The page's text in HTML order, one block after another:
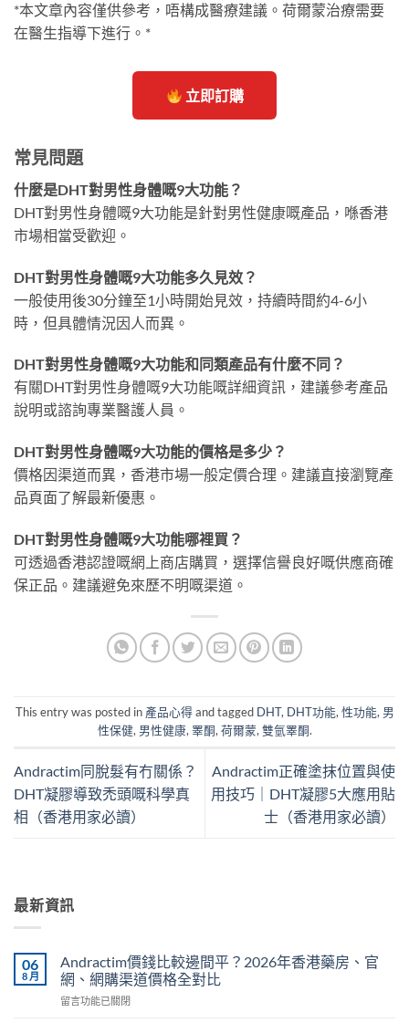
*本文章內容僅供參考，唔構成醫療建議。荷爾蒙治療需要
在醫生指導下進行。*
立即訂購
常見問題
什麼是DHT對男性身體嘅9大功能？
DHT對男性身體嘅9大功能是針對男性健康嘅產品，喺香港
市場相當受歡迎。
DHT對男性身體嘅9大功能多久見效？
一般使用後30分鐘至1小時開始見效，持續時間約4-6小
時，但具體情況因人而異。
DHT對男性身體嘅9大功能和同類產品有什麼不同？
有關DHT對男性身體嘅9大功能嘅詳細資訊，建議參考產品
說明或諮詢專業醫護人員。
DHT對男性身體嘅9大功能的價格是多少？
價格因渠道而異，香港市場一般定價合理。建議直接瀏覽產
品頁面了解最新優惠。
DHT對男性身體嘅9大功能哪裡買？
可透過香港認證嘅網上商店購買，選擇信譽良好嘅供應商確
保正品。建議避免來歷不明嘅渠道。
This entry was posted in 產品心得and tagged DHT, DHT功能,性功能, 男
性保健, 男性健康,睪酮,荷爾蒙,雙氫睪酮.
Andractim同脫髮有冇關係？
DHT凝膠導致禿頭嘅科學真
相（香港用家必讀）
Andractim正確塗抹位置與使
用技巧｜DHT凝膠5大應用貼
士（香港用家必讀）
最新資訊
06
8 月
Andractim價錢比較邊間平？2026年香港藥房、官
網、網購渠道價格全對比
在
留言功能已關閉